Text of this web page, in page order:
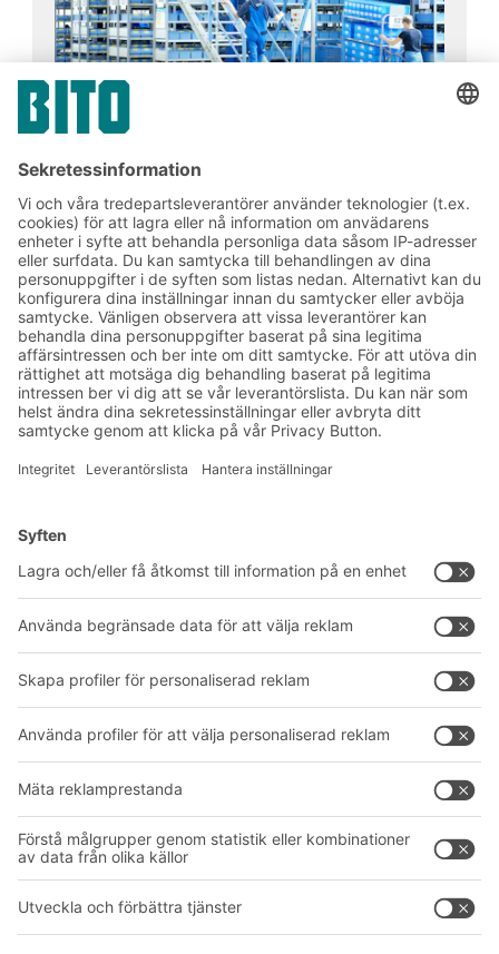
Prenumerera på vårt
nyhetsbrev:
Lager- och logistiknyheter
Exklusiva erbjudanden
Produktnyheter
Prenumerera på vårt
nyhetsbrev
Lösningar
Intralogistiklösningar
Lådsystem
Hyllsystem
Våra tjänster
Produktkatalog
BITO PROJEKTGUIDE
Nedladdningar
Företag
Vårt globala nätverk
Våra produktionsanläggningar
Följ oss
BIT O
YOUR LIFE.